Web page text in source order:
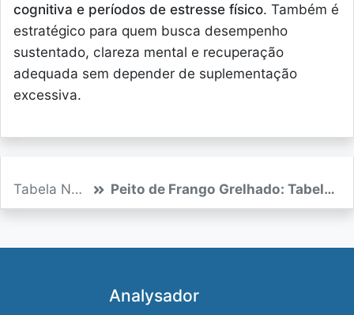
cognitiva e períodos de estresse físico. Também é
estratégico para quem busca desempenho
sustentado, clareza mental e recuperação
adequada sem depender de suplementação
excessiva.
Tabela Nutricional Peito de Frango Grelhado: Tabela Nutricional e Calorias
Analysador